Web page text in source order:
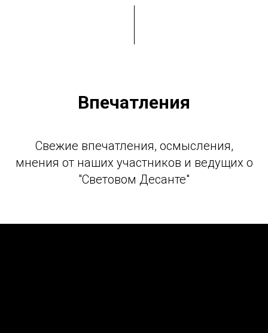
Впечатления
Свежие впечатления, осмысления,
мнения от наших участников и ведущих о
"Световом Десанте"